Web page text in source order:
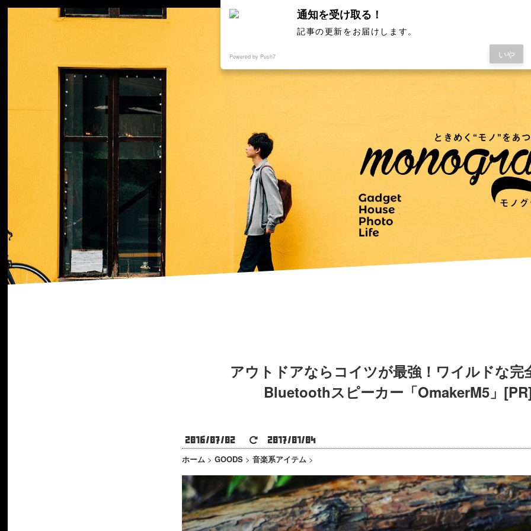
アウトドアならコイツが最強！ワイルドな完
Bluetoothスピーカー「OmakerM5」
2016/07/02 2017/01/04
ホーム > GOODS > 音楽系アイテム >
通知を受け取る！
記事の更新をお届けします。
Powered by Push7 いや